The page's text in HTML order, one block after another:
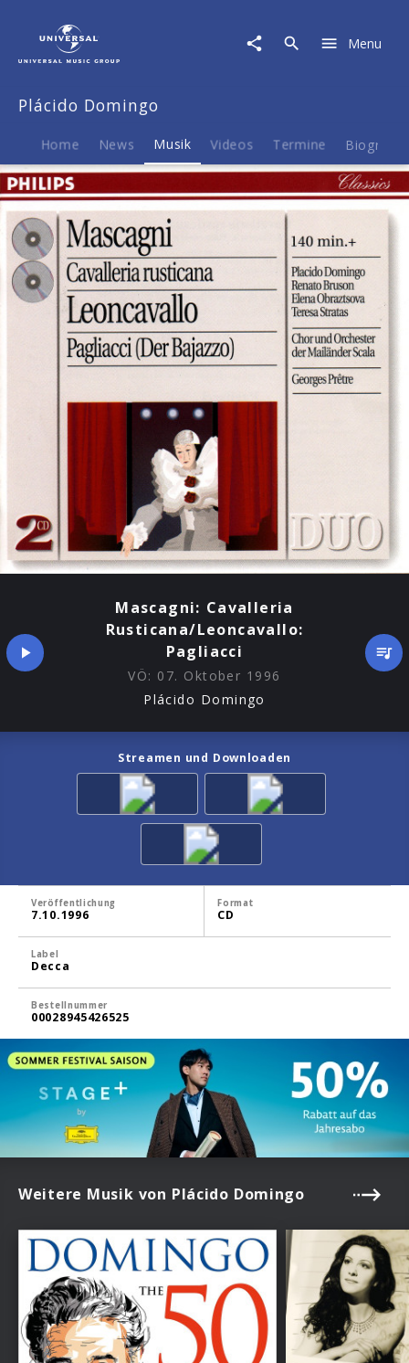
Domingo
Musik
Mascagni:
Rusticana/Leoncavallo:
Pagliacci
Menu
Plácido Domingo
Home News Musik Videos Termine Biografie
Mascagni: Cavalleria
Rusticana/Leoncavallo:
Pagliacci
VÖ: 07. Oktober 1996
Plácido Domingo
Streamen und Downloaden
Veröffentlichung
7.10.1996
Format
CD
Label
Decca
Bestellnummer
00028945426525
Weitere Musik von Plácido Domingo